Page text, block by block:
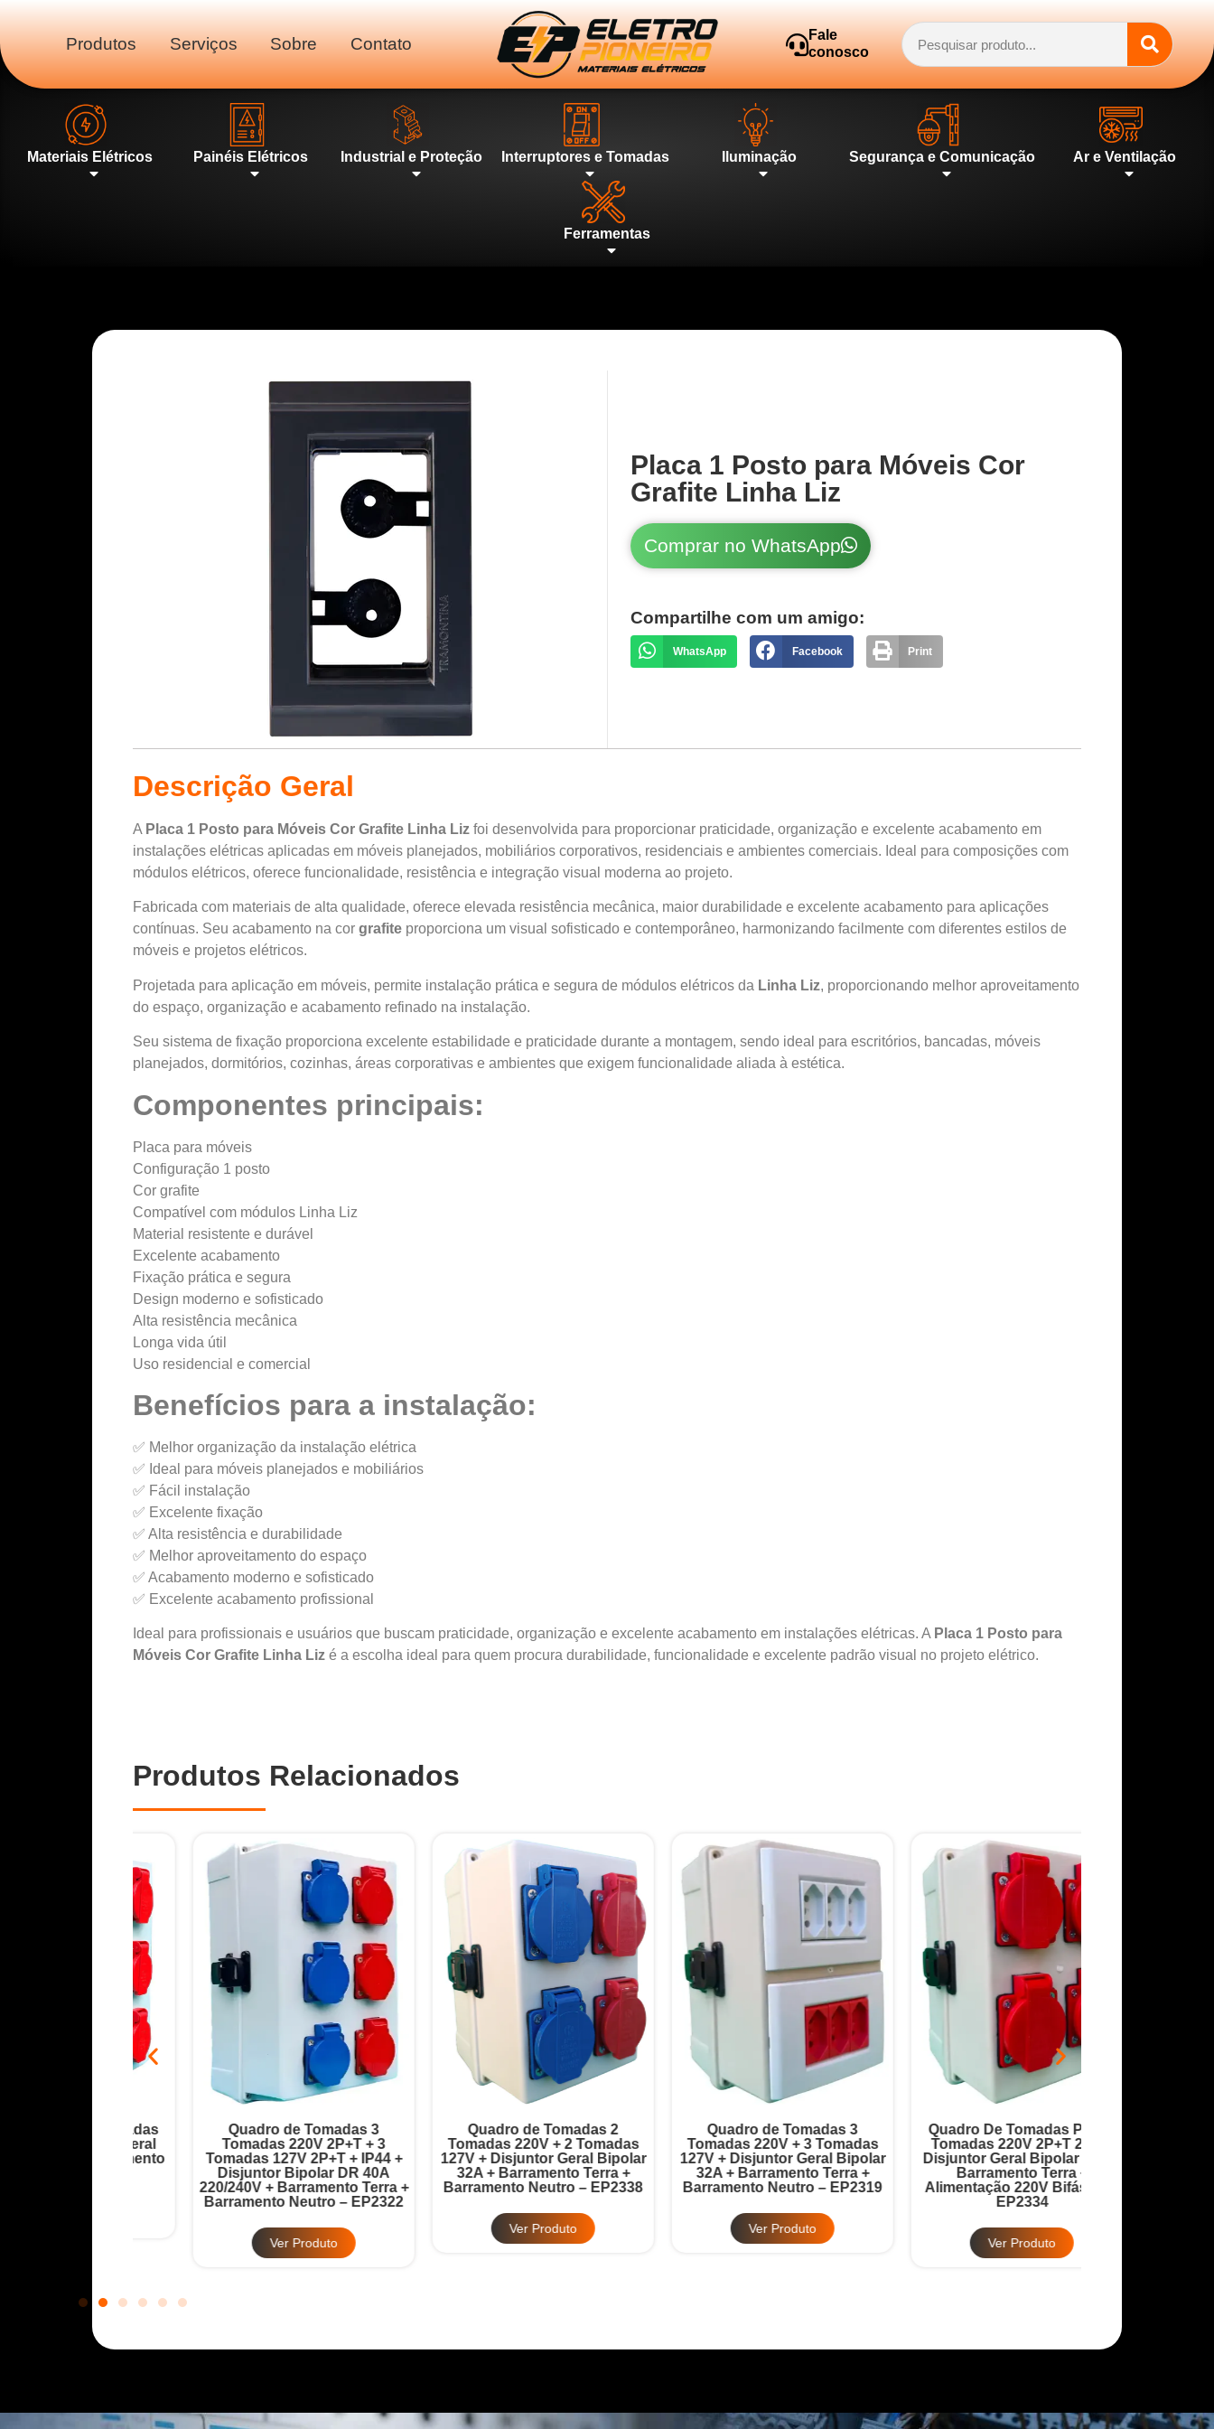
Produtos Serviços Sobre Contato
Fale
conosco
Materiais Elétricos Painéis Elétricos Industrial e Proteção Interruptores e Tomadas Iluminação Segurança e Comunicação Ar e Ventilação
Ferramentas
Placa 1 Posto para Móveis Cor
Grafite Linha Liz
Comprar no WhatsApp
Compartilhe com um amigo:
WhatsApp Facebook Print
Descrição Geral
A Placa 1 Posto para Móveis Cor Grafite Linha Liz foi desenvolvida para proporcionar praticidade, organização e excelente acabamento em
instalações elétricas aplicadas em móveis planejados, mobiliários corporativos, residenciais e ambientes comerciais. Ideal para composições com
módulos elétricos, oferece funcionalidade, resistência e integração visual moderna ao projeto.
Fabricada com materiais de alta qualidade, oferece elevada resistência mecânica, maior durabilidade e excelente acabamento para aplicações
contínuas. Seu acabamento na cor grafite proporciona um visual sofisticado e contemporâneo, harmonizando facilmente com diferentes estilos de
móveis e projetos elétricos.
Projetada para aplicação em móveis, permite instalação prática e segura de módulos elétricos da Linha Liz, proporcionando melhor aproveitamento
do espaço, organização e acabamento refinado na instalação.
Seu sistema de fixação proporciona excelente estabilidade e praticidade durante a montagem, sendo ideal para escritórios, bancadas, móveis
planejados, dormitórios, cozinhas, áreas corporativas e ambientes que exigem funcionalidade aliada à estética.
Componentes principais:
Placa para móveis
Configuração 1 posto
Cor grafite
Compatível com módulos Linha Liz
Material resistente e durável
Excelente acabamento
Fixação prática e segura
Design moderno e sofisticado
Alta resistência mecânica
Longa vida útil
Uso residencial e comercial
Benefícios para a instalação:
✅ Melhor organização da instalação elétrica
✅ Ideal para móveis planejados e mobiliários
✅ Fácil instalação
✅ Excelente fixação
✅ Alta resistência e durabilidade
✅ Melhor aproveitamento do espaço
✅ Acabamento moderno e sofisticado
✅ Excelente acabamento profissional
Ideal para profissionais e usuários que buscam praticidade, organização e excelente acabamento em instalações elétricas. A Placa 1 Posto para
Móveis Cor Grafite Linha Liz é a escolha ideal para quem procura durabilidade, funcionalidade e excelente padrão visual no projeto elétrico.
Produtos Relacionados
Quadro de Tomadas 3
Tomadas 220V 2P+T + 3
Tomadas 127V 2P+T + IP44 +
Disjuntor Bipolar DR 40A
220/240V + Barramento Terra +
Barramento Neutro – EP2322
Ver Produto
Quadro de Tomadas 2
Tomadas 220V + 2 Tomadas
127V + Disjuntor Geral Bipolar
32A + Barramento Terra +
Barramento Neutro – EP2338
Ver Produto
Quadro de Tomadas 3
Tomadas 220V + 3 Tomadas
127V + Disjuntor Geral Bipolar
32A + Barramento Terra +
Barramento Neutro – EP2319
Ver Produto
Quadro De Tomadas PVC 4
Tomadas 220V 2P+T 20A +
Disjuntor Geral Bipolar 32A +
Barramento Terra +
Alimentação 220V Bifásico –
Ver Produto